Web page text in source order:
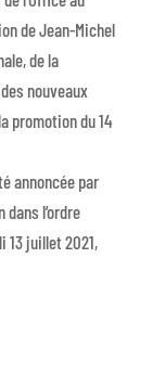
deJean-Michel
de la
nouveaux
promotion du 14
annoncée par
l’ordre
13 juillet 2021,